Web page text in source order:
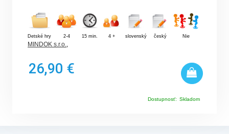
Detské hry 2-4 15 min. 4 + slovenský český Nie
MINDOK s.r.o.
26,90 €
Dostupnosť: Skladom